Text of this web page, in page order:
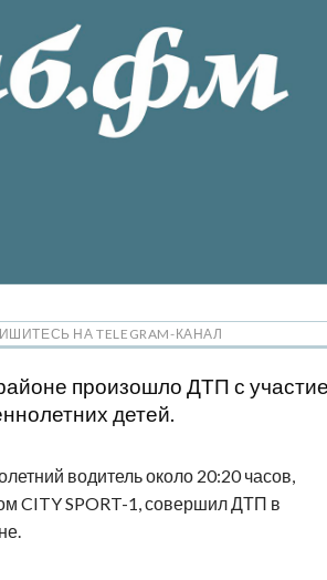
НА TELEGRAM-КАНАЛ
произошло ДТП с
детей.
водитель около 20:20 часов,
CITY SPORT-1, совершил ДТП в